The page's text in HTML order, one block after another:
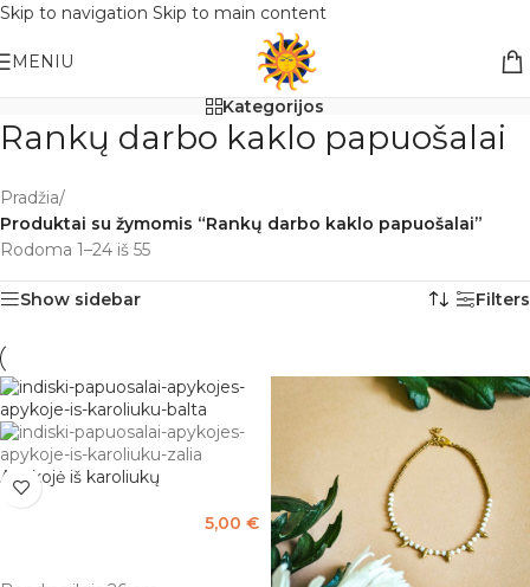
Skip to navigation Skip to main content
Nemokamas pristatymas į paštomatą apsiperkant už 30€!!
MENIU
Kategorijos
Rankų darbo kaklo papuošalai
Pradžia/
Produktai su žymomis “Rankų darbo kaklo papuošalai”
Rodoma 1–24 iš 55
Show sidebar Filters
Apykojė iš karoliukų
5,00 €